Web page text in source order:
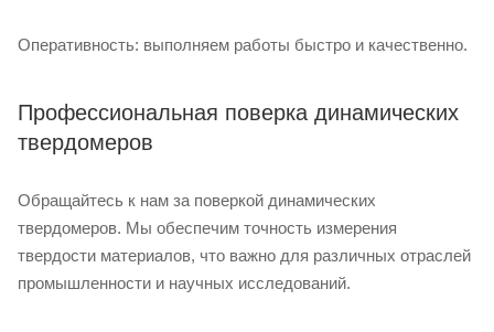
Оперативность: выполняем работы быстро и качественно.
Профессиональная поверка динамических
твердомеров
Обращайтесь к нам за поверкой динамических
твердомеров. Мы обеспечим точность измерения
твердости материалов, что важно для различных отраслей
промышленности и научных исследований.